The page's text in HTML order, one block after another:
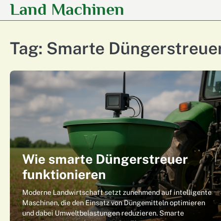
SkipLand Machinen
Tag: Smarte
Wie smarte Düngerstreuer
funktionieren
Moderne Landwirtschaft setzt zunehmend auf intelligente
Maschinen, die den Einsatz von Düngemitteln optimieren
und dabei Umweltbelastungen reduzieren. Smarte